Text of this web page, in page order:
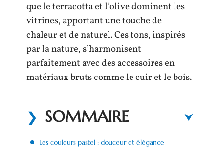
que le terracotta et l’olive dominent les
vitrines, apportant une touche de
chaleur et de naturel. Ces tons, inspirés
par la nature, s’harmonisent
parfaitement avec des accessoires en
matériaux bruts comme le cuir et le bois.
SOMMAIRE
Les couleurs pastel : douceur et élégance